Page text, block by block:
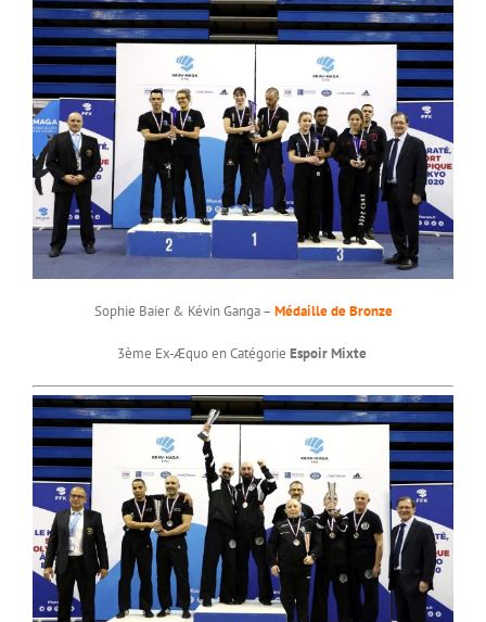
Sophie Baier & Kévin Ganga – Médaille de Bronze
3ème Ex-Æquo en Catégorie Espoir Mixte